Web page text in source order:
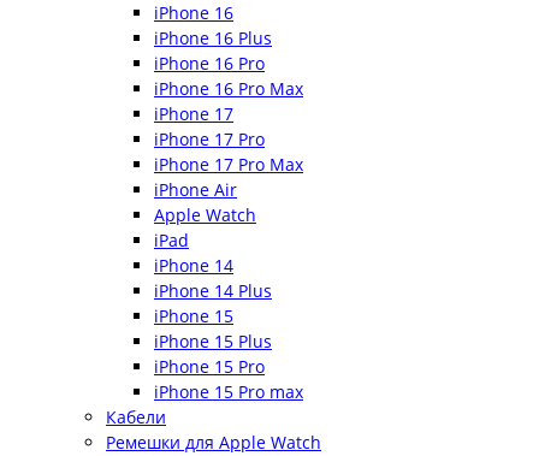
iPhone 16
iPhone 16 Plus
iPhone 16 Pro
iPhone 16 Pro Max
iPhone 17
iPhone 17 Pro
iPhone 17 Pro Max
iPhone Air
Apple Watch
iPad
iPhone 14
iPhone 14 Plus
iPhone 15
iPhone 15 Plus
iPhone 15 Pro
iPhone 15 Pro max
Кабели
Ремешки для Apple Watch